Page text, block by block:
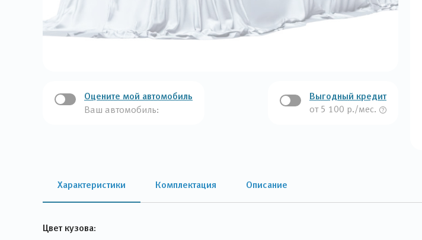
Оцените мой автомобиль
Ваш автомобиль:
Выгодный кредит
от 5 100 р./мес.
Характеристики Комплектация Описание
Цвет кузова: